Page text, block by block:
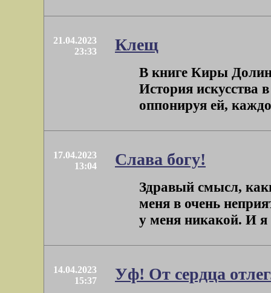
21.04.2023
23:33
Клещ
В книге Киры
История искусства
оппонируя ей,
17.04.2023
13:04
Слава богу!
Здравый смысл,
меня в очень
у меня никакой. И
14.04.2023
15:37
Уф! От сердца